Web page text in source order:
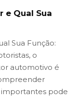
e Qual Sua
Sua Função:
o
automotivo é
importantes pode